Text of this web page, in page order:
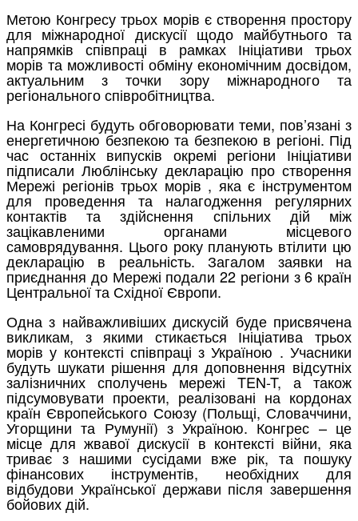
Метою Конгресу трьох морів є створення простору
для міжнародної дискусії щодо майбутнього та
напрямків співпраці в рамках Ініціативи трьох
морів та можливості обміну економічним досвідом,
актуальним з точки зору міжнародного та
регіонального співробітництва.
На Конгресі будуть обговорювати теми, пов’язані з
енергетичною безпекою та безпекою в регіоні. Під
час останніх випусків окремі регіони Ініціативи
підписали Люблінську декларацію про створення
Мережі регіонів трьох морів , яка є інструментом
для проведення та налагодження регулярних
контактів та здійснення спільних дій між
зацікавленими органами місцевого
самоврядування. Цього року планують втілити цю
декларацію в реальність. Загалом заявки на
приєднання до Мережі подали 22 регіони з 6 країн
Центральної та Східної Європи.
Одна з найважливіших дискусій буде присвячена
викликам, з якими стикається Ініціатива трьох
морів у контексті співпраці з Україною . Учасники
будуть шукати рішення для доповнення відсутніх
залізничних сполучень мережі TEN-T, а також
підсумовувати проекти, реалізовані на кордонах
країн Європейського Союзу (Польщі, Словаччини,
Угорщини та Румунії) з Україною. Конгрес – це
місце для жвавої дискусії в контексті війни, яка
триває з нашими сусідами вже рік, та пошуку
фінансових інструментів, необхідних для
відбудови Української держави після завершення
бойових дій.